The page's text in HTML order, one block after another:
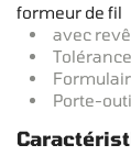
formeur de fil
avec
Porte-